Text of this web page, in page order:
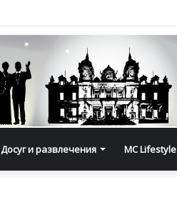
Досуг и развлечения MC Lifestyle